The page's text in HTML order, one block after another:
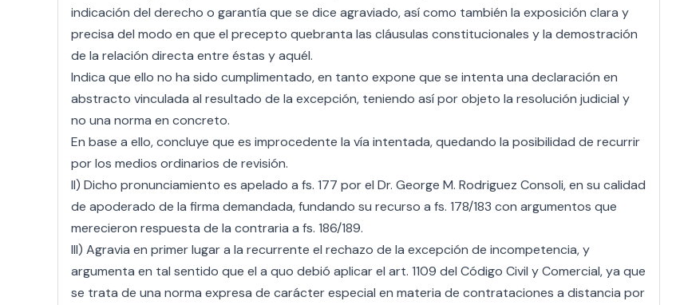
indicación del derecho o garantía que se dice agraviado, así como también la exposición clara y
precisa del modo en que el precepto quebranta las cláusulas constitucionales y la demostración
de la relación directa entre éstas y aquél.
Indica que ello no ha sido cumplimentado, en tanto expone que se intenta una declaración en
abstracto vinculada al resultado de la excepción, teniendo así por objeto la resolución judicial y
no una norma en concreto.
En base a ello, concluye que es improcedente la vía intentada, quedando la posibilidad de recurrir
por los medios ordinarios de revisión.
II) Dicho pronunciamiento es apelado a fs. 177 por el Dr. George M. Rodriguez Consoli, en su calidad
de apoderado de la firma demandada, fundando su recurso a fs. 178/183 con argumentos que
merecieron respuesta de la contraria a fs. 186/189.
III) Agravia en primer lugar a la recurrente el rechazo de la excepción de incompetencia, y
argumenta en tal sentido que el a quo debió aplicar el art. 1109 del Código Civil y Comercial, ya que
se trata de una norma expresa de carácter especial en materia de contrataciones a distancia por